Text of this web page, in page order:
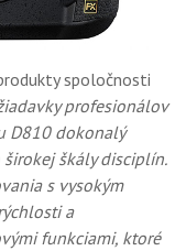
spoločnosti
profesionálov
D810 dokonalý
škály disciplín.
s vysokým
a
funkciami, ktoré